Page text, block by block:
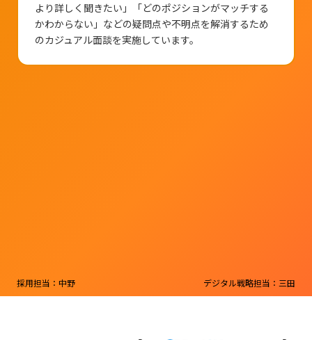
より詳しく聞きたい」「どのポジションがマッチする
かわからない」などの疑問点や不明点を解消するため
のカジュアル面談を実施しています。
採用担当：中野 デジタル戦略担当：三田